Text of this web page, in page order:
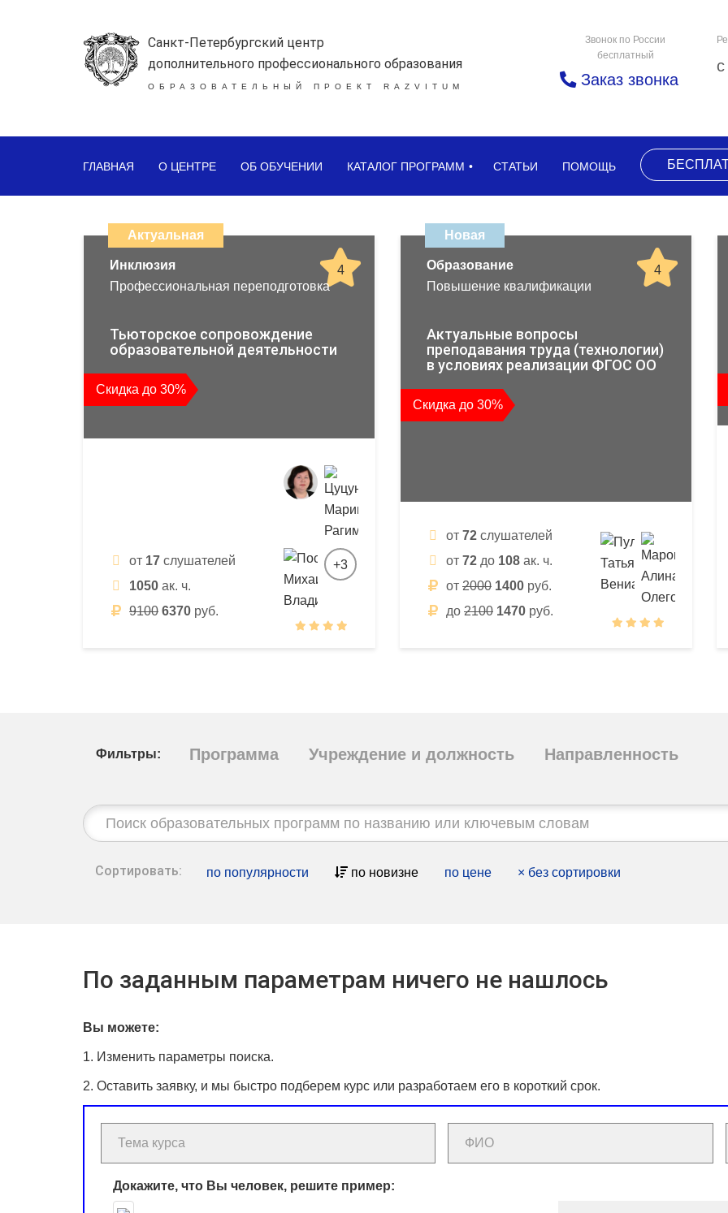
Санкт-Петербургский центр
дополнительного профессионального образования
ОБРАЗОВАТЕЛЬНЫЙ ПРОЕКТ RAZVITUM
Звонок по России
бесплатный
Заказ звонка
ГЛАВНАЯ О ЦЕНТРЕ ОБ ОБУЧЕНИИ КАТАЛОГ ПРОГРАММ СТАТЬИ ПОМОЩЬ
дистанционных
образовательных
повышения
квалификации
и
профессиональной
переподготовки
Актуальная
4
Инклюзия
Профессиональная переподготовка
Тьюторское сопровождение
образовательной деятельности
Скидка до 30%
от 17 слушателей
1050 ак. ч.
9100 6370 руб.
+3
Новая
4
Образование
Повышение квалификации
Актуальные вопросы
преподавания труда (технологии)
в условиях реализации ФГОС ОО
Скидка до 30%
от 72 слушателей
от 72 до 108 ак. ч.
от 2000 1400 руб.
до 2100 1470 руб.
Фильтры: Программа Учреждение и должность Направленность
Строка
поиска:
Сортировать: по популярности по новизне по цене × без сортировки
По заданным параметрам ничего не нашлось
Вы можете:
1. Изменить параметры поиска.
2. Оставить заявку, и мы быстро подберем курс или разработаем его в короткий срок.
Докажите, что Вы человек, решите пример: